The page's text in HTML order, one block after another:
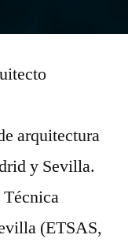
arquitectura
y Sevilla.
Técnica
(ETSAS,